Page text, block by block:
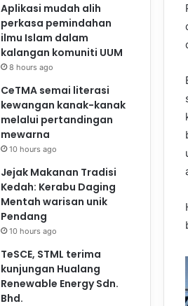
Aplikasi mudah alih
perkasa pemindahan
ilmu Islam dalam
kalangan komuniti UUM
8 hours ago
CeTMA semai literasi
kewangan kanak-kanak
melalui pertandingan
mewarna
10 hours ago
Jejak Makanan Tradisi
Kedah: Kerabu Daging
Mentah warisan unik
Pendang
10 hours ago
TeSCE, STML terima
kunjungan Hualang
Renewable Energy Sdn.
Bhd.